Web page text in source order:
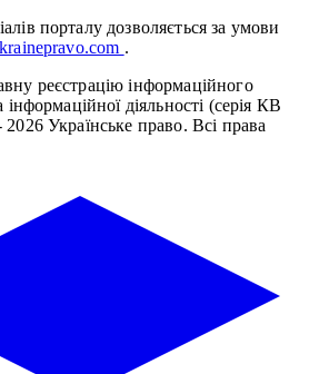
порталу дозволяється за умови
.
реєстрацію інформаційного
інформаційної діяльності (серія КВ
Українське право. Всі права